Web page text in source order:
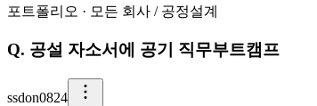
포트폴리오 · 모든 회사 / 공정설계
Q. 공설 자소서에 공기 직무부트캠프
ssdon0824